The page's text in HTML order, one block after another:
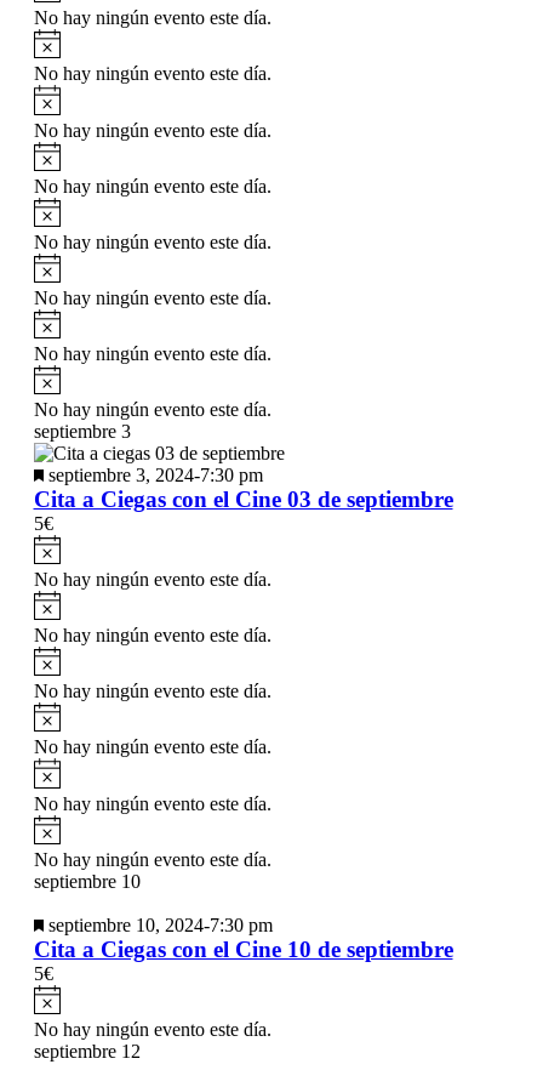
destacado
No hay ningún evento este día.
Aviso
No hay ningún evento este día.
Aviso
No hay ningún evento este día.
Aviso
No hay ningún evento este día.
Aviso
No hay ningún evento este día.
Aviso
No hay ningún evento este día.
Aviso
No hay ningún evento este día.
Aviso
No hay ningún evento este día.
septiembre 3
Destacado
septiembre 3, 2024-7:30 pm
Cita a Ciegas con el Cine 03 de septiembre
5€
Aviso
No hay ningún evento este día.
Aviso
No hay ningún evento este día.
Aviso
No hay ningún evento este día.
Aviso
No hay ningún evento este día.
Aviso
No hay ningún evento este día.
Aviso
No hay ningún evento este día.
septiembre 10
Destacado
septiembre 10, 2024-7:30 pm
Cita a Ciegas con el Cine 10 de septiembre
5€
Aviso
No hay ningún evento este día.
septiembre 12